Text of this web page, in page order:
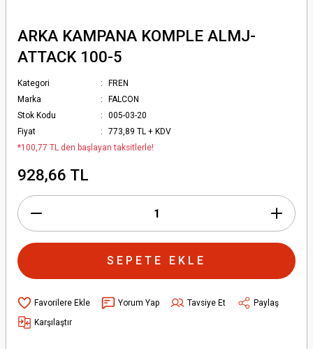
ARKA KAMPANA KOMPLE ALMJ-
ATTACK 100-5
Kategori
FREN
Marka
FALCON
Stok Kodu
005-03-20
Fiyat
773,89 TL + KDV
*100,77 TL den başlayan taksitlerle!
928,66 TL
SEPETE EKLE
Yorum Yap Tavsiye Et
Paylaş
Karşılaştır